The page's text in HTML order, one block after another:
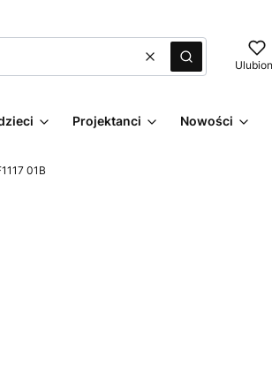
WyczyśćSzukaj
Projektanci Nowości
01B